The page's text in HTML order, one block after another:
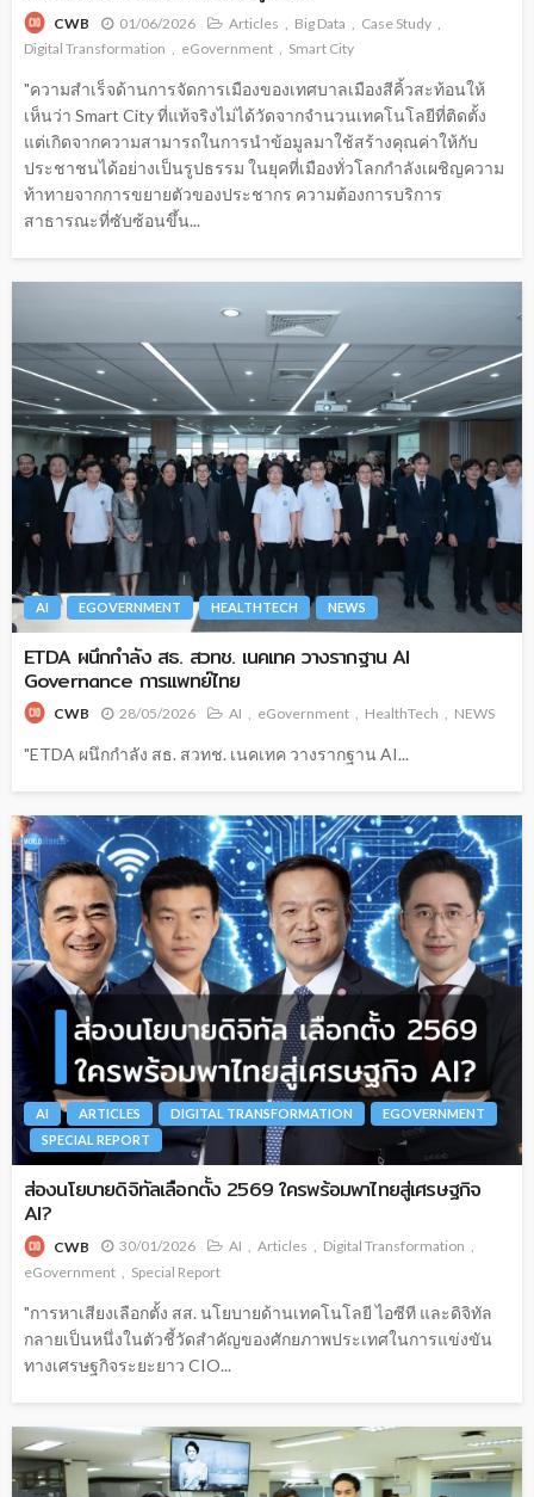
CWB 01/06/2026 Articles Big Data
Case Study
Digital Transformation
eGovernment Smart City
"ความสำเร็จด้านการจัดการเมืองของเทศบาลเมืองสีคิ้วสะท้อนให้
เห็นว่า Smart City ที่แท้จริงไม่ได้วัดจากจำนวนเทคโนโลยีที่ติดตั้ง
แต่เกิดจากความสามารถในการนำข้อมูลมาใช้สร้างคุณค่าให้กับ
ประชาชนได้อย่างเป็นรูปธรรม ในยุคที่เมืองทั่วโลกกำลังเผชิญความ
ท้าทายจากการขยายตัวของประชากร ความต้องการบริการ
สาธารณะที่ซับซ้อนขึ้น...
AI EGOVERNMENT HEALTHTECH NEWS
ETDA ผนึกกำลัง สธ. สวทช. เนคเทค วางรากฐาน AI
Governance การแพทย์ไทย
CWB 28/05/2026 AI eGovernment HealthTech NEWS
"ETDA ผนึกกำลัง สธ. สวทช. เนคเทค วางรากฐาน AI...
AI ARTICLES DIGITAL TRANSFORMATION
EGOVERNMENT
SPECIAL REPORT
ส่องนโยบายดิจิทัลเลือกตั้ง 2569 ใครพร้อมพาไทยสู่เศรษฐกิจ
AI?
CWB 30/01/2026 AI Articles
Digital Transformation
eGovernment
Special Report
"การหาเสียงเลือกตั้ง สส. นโยบายด้านเทคโนโลยี ไอซีที และดิจิทัล
กลายเป็นหนึ่งในตัวชี้วัดสำคัญของศักยภาพประเทศในการแข่งขัน
ทางเศรษฐกิจระยะยาว CIO...